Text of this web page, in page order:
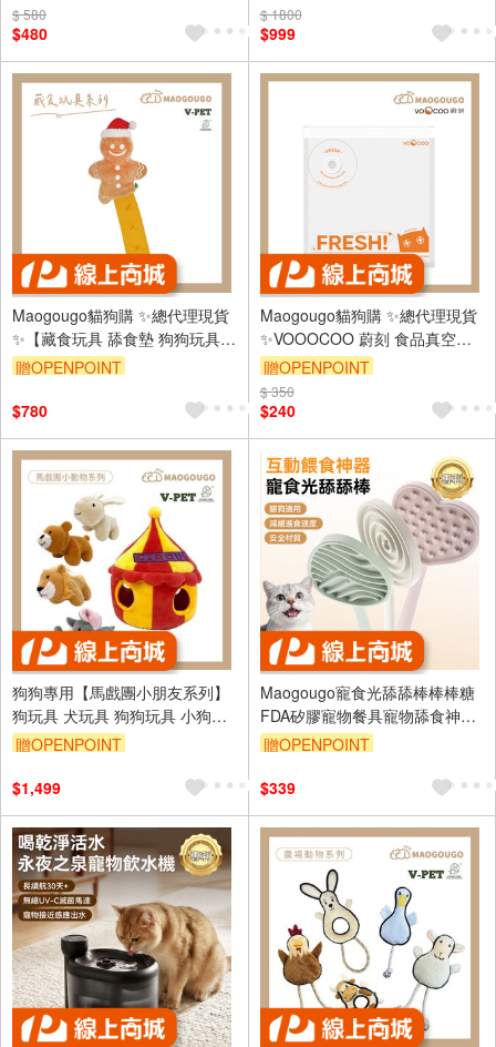
寵物針梳 貓狗
$ 580
$480
梳 寵物針梳
$ 1800
$999
Maogougo貓狗購 ✨總代理現貨
✨【藏食玩具 舔食墊 狗狗玩具】
益智玩具 嗅聞墊 藏食 嗅聞玩具
贈OPENPOINT
$780
Maogougo貓狗購 ✨總代理現貨
✨VOOOCOO 蔚刻 食品真空壓
縮 食品真空袋 真空食品袋
贈OPENPOINT
$ 350
$240
狗狗專用【馬戲團小朋友系列】
狗玩具 犬玩具 狗狗玩具 小狗玩
具 狗娃娃 寵物 發聲玩具 V-PET
贈OPENPOINT
$1,499
Maogougo寵食光舔舔棒棒棒糖
FDA矽膠寵物餐具寵物舔食神器
寵物碗慢食碗貓狗貓咪貓碗
贈OPENPOINT
$339